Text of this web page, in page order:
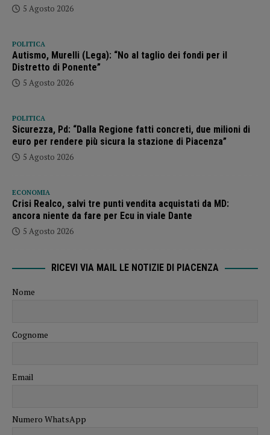
5 Agosto 2026
POLITICA
Autismo, Murelli (Lega): “No al taglio dei fondi per il
Distretto di Ponente”
5 Agosto 2026
POLITICA
Sicurezza, Pd: “Dalla Regione fatti concreti, due milioni di
euro per rendere più sicura la stazione di Piacenza”
5 Agosto 2026
ECONOMIA
Crisi Realco, salvi tre punti vendita acquistati da MD:
ancora niente da fare per Ecu in viale Dante
5 Agosto 2026
RICEVI VIA MAIL LE NOTIZIE DI PIACENZA
Nome
Cognome
Email
Numero WhatsApp